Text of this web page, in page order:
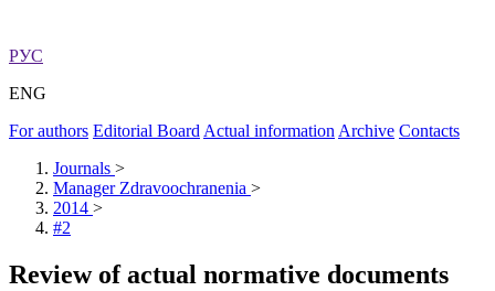
РУС
ENG
For authors Editorial Board Actual information Archive Contacts
Journals >
Manager Zdravoochranenia >
2014 >
#2
Review of actual normative documents